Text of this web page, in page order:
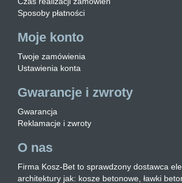
Sposoby płatności
Moje konto
Twoje zamówienia
Ustawienia konta
Gwarancje i zwroty
Gwarancja
Reklamacje i zwroty
O nas
Firma Kosz-Bet to sprawdzony dostawca
architektury jak: kosze betonowe, ławki